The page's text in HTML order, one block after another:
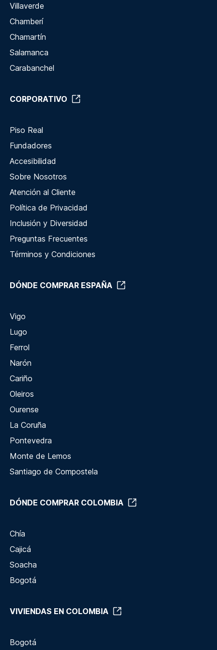
Villaverde
Chamberí
Chamartín
Salamanca
Carabanchel
CORPORATIVO
Piso Real
Fundadores
Accesibilidad
Sobre Nosotros
Atención al Cliente
Política de Privacidad
Inclusión y Diversidad
Preguntas Frecuentes
Términos y Condiciones
DÓNDE COMPRAR ESPAÑA
Vigo
Lugo
Ferrol
Narón
Cariño
Oleiros
Ourense
La Coruña
Pontevedra
Monte de Lemos
Santiago de Compostela
DÓNDE COMPRAR COLOMBIA
Chía
Cajicá
Soacha
Bogotá
VIVIENDAS EN COLOMBIA
Bogotá